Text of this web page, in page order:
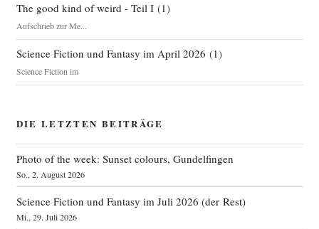
The good kind of weird - Teil I(1)
Aufschrieb zur Me...
Science Fiction und Fantasy im April 2026 (1)
Science Fiction im
DIE LETZTEN BEITRÄGE
Photo of the week: Sunset colours, Gundelfingen
So., 2. August 2026
Science Fiction und Fantasy im Juli 2026 (der Rest)
Mi., 29. Juli 2026